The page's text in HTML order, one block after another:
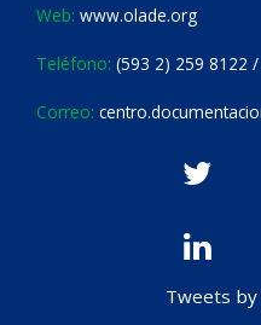
Web: www.olade.org
Teléfono: (593 2) 259 8122
Correo:
Tweets by